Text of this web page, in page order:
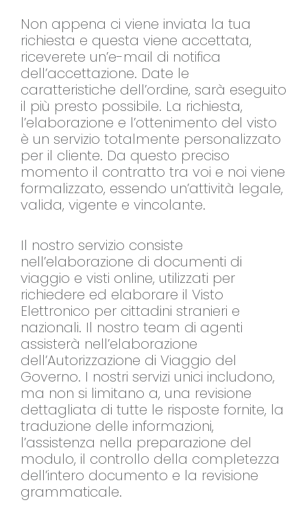
Non appena ci viene inviata la tua
richiesta e questa viene accettata,
riceverete un’e-mail di notifica
dell’accettazione. Date le
caratteristiche dell’ordine, sarà eseguito
il più presto possibile. La richiesta,
l’elaborazione e l’ottenimento del visto
è un servizio totalmente personalizzato
per il cliente. Da questo preciso
momento il contratto tra voi e noi viene
formalizzato, essendo un’attività legale,
valida, vigente e vincolante.
Il nostro servizio consiste
nell’elaborazione di documenti di
viaggio e visti online, utilizzati per
richiedere ed elaborare il Visto
Elettronico per cittadini stranieri e
nazionali. Il nostro team di agenti
assisterà nell’elaborazione
dell’Autorizzazione di Viaggio del
Governo. I nostri servizi unici includono,
ma non si limitano a, una revisione
dettagliata di tutte le risposte fornite, la
traduzione delle informazioni,
l’assistenza nella preparazione del
modulo, il controllo della completezza
dell’intero documento e la revisione
grammaticale.